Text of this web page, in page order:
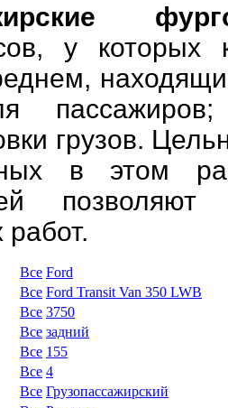
у
грузов.
в этом
работ.
Все Ford
Все Ford Transit Van 350 LWB
Все 3750
Все задний
Все 155
Все 4
Все Грузопассажирский